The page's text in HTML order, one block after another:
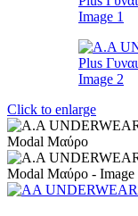
Click to enlarge